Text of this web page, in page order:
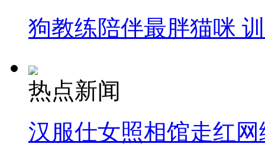
狗教练陪伴最胖猫咪
热点新闻
汉服仕女照相馆走红网